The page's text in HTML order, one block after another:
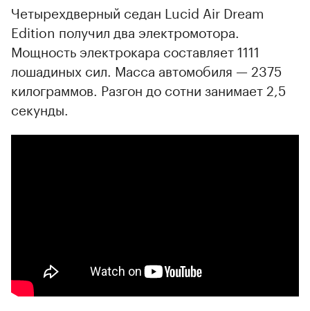
Четырехдверный седан Lucid Air Dream
Edition получил два электромотора.
Мощность электрокара составляет 1111
лошадиных сил. Масса автомобиля — 2375
килограммов. Разгон до сотни занимает 2,5
секунды.